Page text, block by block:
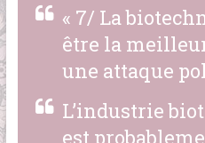
« 7/ La
être la
une attaque
L’industrie
est